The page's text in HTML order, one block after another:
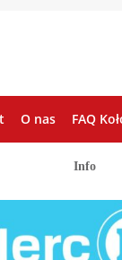
O nas FAQ
Info